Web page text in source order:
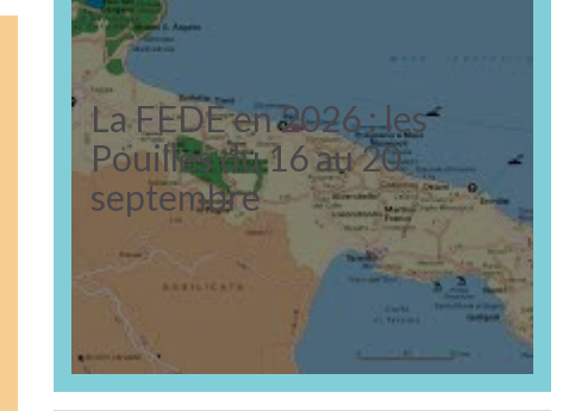
La FEDE en 2026 : les
Pouilles du 16 au 20
septembre